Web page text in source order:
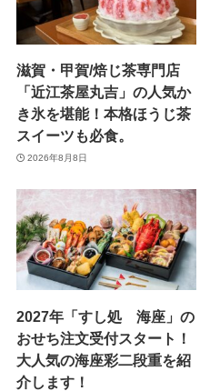
滋賀・甲賀/焙じ茶専門店
「近江茶屋丸吉」の人気か
き氷を堪能！本格ほうじ茶
スイーツも必食。
2026年8月8日
2027年「すし処 海座」の
おせち注文受付スタート！
大人気の海座彩二段重を紹
介します！